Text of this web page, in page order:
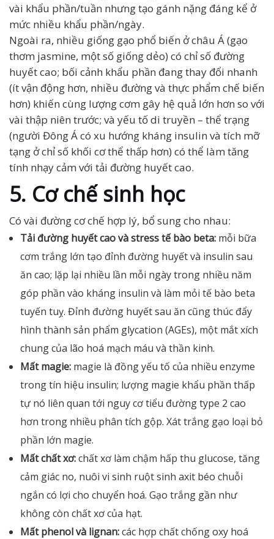
vài khẩu phần/tuần nhưng tạo gánh nặng đáng kể ở
mức nhiều khẩu phần/ngày.
Ngoài ra, nhiều giống gạo phổ biến ở châu Á (gạo
thơm jasmine, một số giống dẻo) có chỉ số đường
huyết cao; bối cảnh khẩu phần đang thay đổi nhanh
(ít vận động hơn, nhiều đường và thực phẩm chế biến
hơn) khiến cùng lượng cơm gây hệ quả lớn hơn so với
vài thập niên trước; và yếu tố di truyền – thể trạng
(người Đông Á có xu hướng kháng insulin và tích mỡ
tạng ở chỉ số khối cơ thể thấp hơn) có thể làm tăng
tính nhạy cảm với tải đường huyết cao.
5. Cơ chế sinh học
Có vài đường cơ chế hợp lý, bổ sung cho nhau:
Tải đường huyết cao và stress tế bào beta: mỗi bữa
cơm trắng lớn tạo đỉnh đường huyết và insulin sau
ăn cao; lặp lại nhiều lần mỗi ngày trong nhiều năm
góp phần vào kháng insulin và làm mỏi tế bào beta
tuyến tuỵ. Đỉnh đường huyết sau ăn cũng thúc đẩy
hình thành sản phẩm glycation (AGEs), một mắt xích
chung của lão hoá mạch máu và thần kinh.
Mất magie: magie là đồng yếu tố của nhiều enzyme
trong tín hiệu insulin; lượng magie khẩu phần thấp
tự nó liên quan tới nguy cơ tiểu đường type 2 cao
hơn trong nhiều phân tích gộp. Xát trắng gạo loại bỏ
phần lớn magie.
Mất chất xơ:chất xơ làm chậm hấp thu glucose, tăng
cảm giác no, nuôi vi sinh ruột sinh axit béo chuỗi
ngắn có lợi cho chuyển hoá. Gạo trắng gần như
không còn chất xơ của hạt.
Mất phenol và lignan:các hợp chất chống oxy hoá